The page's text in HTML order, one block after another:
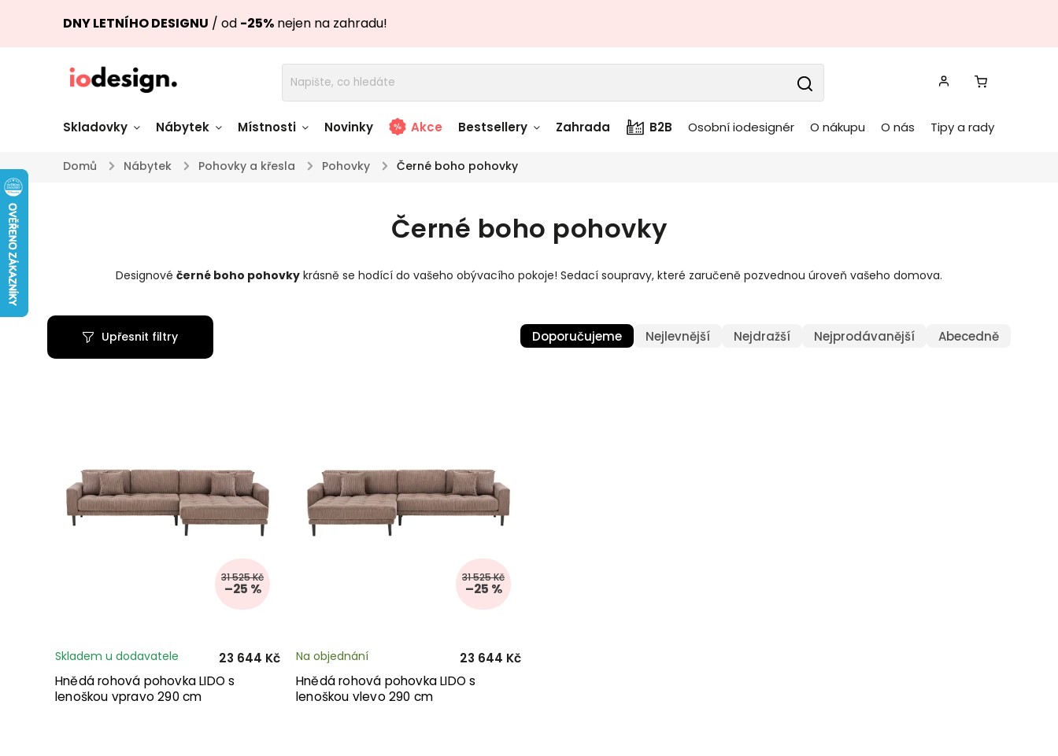
DNY LETNÍHO DESIGNU / od -25% nejen na zahradu!
Skladovky
Židle skladem Stoly skladem Stolky skladem
Zahradní nábytek
skladem
Světla skladem
Doplňky a
Textílie skladem
Nádobí skladem
Nábytek Místnosti Novinky Akce Bestsellery Zahrada B2B Osobní iodesignér O nákupu O nás Tipy a rady
Domů / Nábytek / Pohovky a křesla / Pohovky / Černé boho pohovky
Černé boho pohovky
Designové černé boho pohovky krásně se hodící do vašeho obývacího pokoje! Sedací soupravy, které zaručeně pozvednou úroveň vašeho domova.
Doporučujeme Nejlevnější Nejdražší Nejprodávanější Abecedně
Upřesnit filtry
31 525 Kč
–25 %
Hnědá rohová pohovka LIDO s
lenoškou vpravo 290 cm
Skladem u dodavatele 23 644 Kč
31 525 Kč
–25 %
Hnědá rohová pohovka LIDO s
lenoškou vlevo 290 cm
Na objednání 23 644 Kč